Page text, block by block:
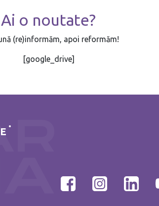
Ai o noutate?
(re)informăm, apoi reformăm!
[google_drive]